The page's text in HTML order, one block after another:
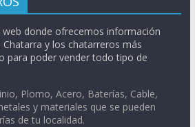
web donde ofrecemos información
y los chatarreros más
para poder vender todo tipo de
Plomo, Acero, Baterías, Cable,
y materiales que se pueden
de tu localidad.